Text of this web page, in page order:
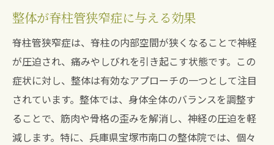
の施術体験
整体が脊柱管狭窄症に効くメカニズム
宝塚市南口施術体験の流れと効果
脊柱管狭窄症の症状別アプローチ法
整体施術後の生活改善方法
患者の施術前後の体験談
整体が脊柱管狭窄症に与える効果
脊柱管狭窄症は、脊柱の内部空間が狭くなることで神経
が圧迫され、痛みやしびれを引き起こす状態です。この
症状に対し、整体は有効なアプローチの一つとして注目
されています。整体では、身体全体のバランスを調整す
ることで、筋肉や骨格の歪みを解消し、神経の圧迫を軽
減します。特に、兵庫県宝塚市南口の整体院では、個々